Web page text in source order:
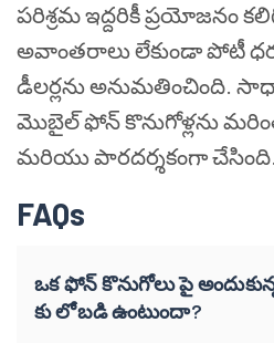
పరిశ్రమ ఇద్దరికీ ప్రయోజనం
అవాంతరాలు లేకుండా పోటీ
డీలర్లను అనుమతించింది.
మొబైల్ ఫోన్ కొనుగోళ్లను
మరియు పారదర్శకంగా చేసింది.
FAQs
ఒక ఫోన్ కొనుగోలు పై
కు లోబడి ఉంటుందా?